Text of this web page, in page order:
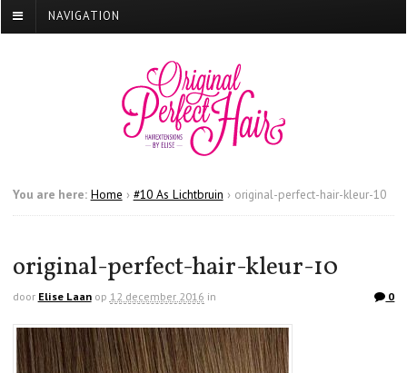
NAVIGATION
You are here: Home › #10 As Lichtbruin › original-perfect-hair-kleur-10
original-perfect-hair-kleur-10
door Elise Laan op 12 december 2016 in 0